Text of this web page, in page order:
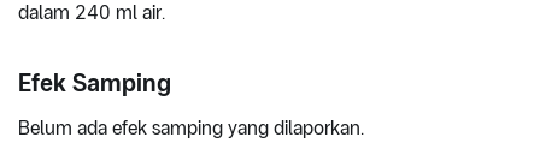
dalam 240 ml air.
Efek Samping
Belum ada efek samping yang dilaporkan.